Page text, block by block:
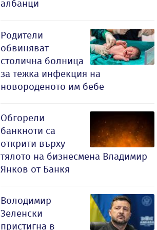
албанци
Родители
обвиняват
столична болница
за тежка инфекция на
новороденото им бебе
Обгорели
банкноти са
открити върху
тялото на бизнесмена Владимир
Янков от Банкя
Володимир
Зеленски
пристигна в